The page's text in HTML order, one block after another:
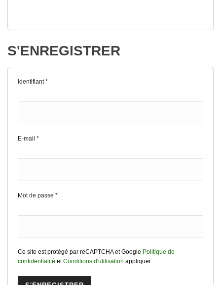
S'ENREGISTRER
Identifiant*
E-mail *
Mot de passe *
Ce site est protégé par reCAPTCHA et Google Politique de
confidentialité etConditions d'utilisation appliquer.